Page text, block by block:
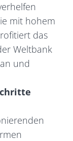
mit hohem
das
Weltbank
und